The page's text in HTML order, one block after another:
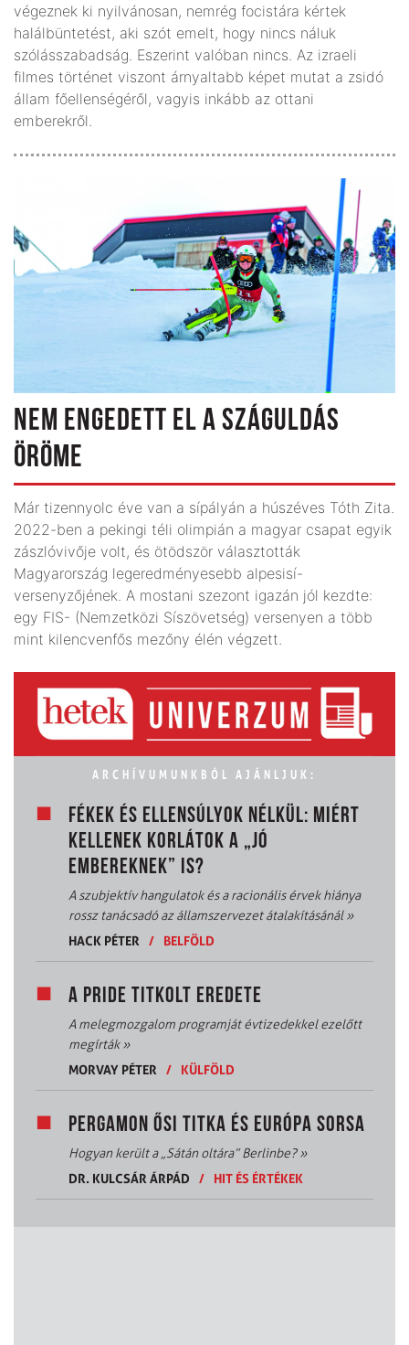
végeznek ki nyilvánosan, nemrég focistára kértek
halálbüntetést, aki szót emelt, hogy nincs náluk
szólásszabadság. Eszerint valóban nincs. Az izraeli
filmes történet viszont árnyaltabb képet mutat a zsidó
állam főellenségéről, vagyis inkább az ottani
emberekről.
NEM ENGEDETT EL A SZÁGULDÁS
ÖRÖME
Már tizennyolc éve van a sípályán a húszéves Tóth Zita.
2022-ben a pekingi téli olimpián a magyar csapat egyik
zászlóvivője volt, és ötödször választották
Magyarország legeredményesebb alpesisí-
versenyzőjének. A mostani szezont igazán jól kezdte:
egy FIS- (Nemzetközi Síszövetség) versenyen a több
mint kilencvenfős mezőny élén végzett.
ARCHÍVUMUNKBÓL AJÁNLJUK:
FÉKEK ÉS ELLENSÚLYOK NÉLKÜL: MIÉRT
KELLENEK KORLÁTOK A „JÓ
EMBEREKNEK” IS?
A szubjektív hangulatok és a racionális érvek hiánya
rossz tanácsadó az államszervezet átalakításánál»
HACK PÉTER
/ BELFÖLD
A PRIDE TITKOLT EREDETE
A melegmozgalom programját évtizedekkel ezelőtt
megírták»
MORVAY PÉTER
/ KÜLFÖLD
PERGAMON ŐSI TITKA ÉS EURÓPA SORSA
Hogyan került a „Sátán oltára” Berlinbe?»
DR. KULCSÁR ÁRPÁD
/ HIT ÉS ÉRTÉKEK